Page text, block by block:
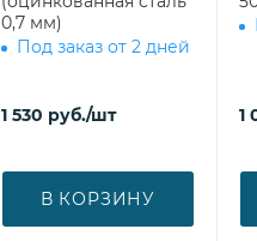
0,7 мм)
Под заказ от 2 дней
1 530 руб./шт
В КОРЗИНУ
1